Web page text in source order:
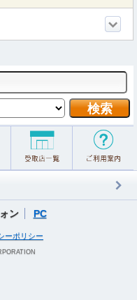
ン PC
ーポリシー